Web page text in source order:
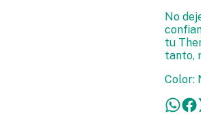
No
tu
tanto,
Color: